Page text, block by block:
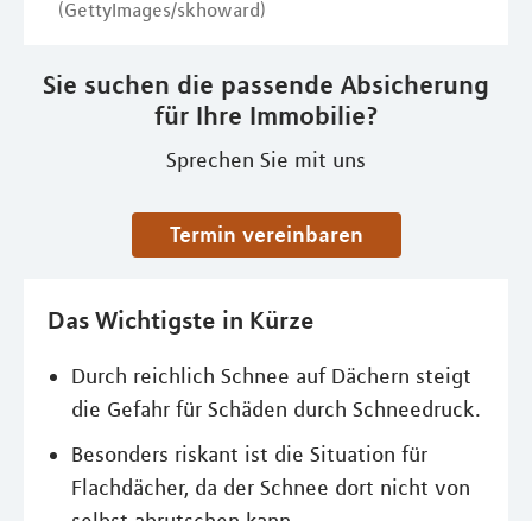
(GettyImages/skhoward)
Sie suchen die passende Absicherung
für Ihre Immobilie?
Sprechen Sie mit uns
Termin vereinbaren
Das Wichtigste in Kürze
Durch reichlich Schnee auf Dächern steigt
die Gefahr für Schäden durch Schneedruck.
Besonders riskant ist die Situation für
Flachdächer, da der Schnee dort nicht von